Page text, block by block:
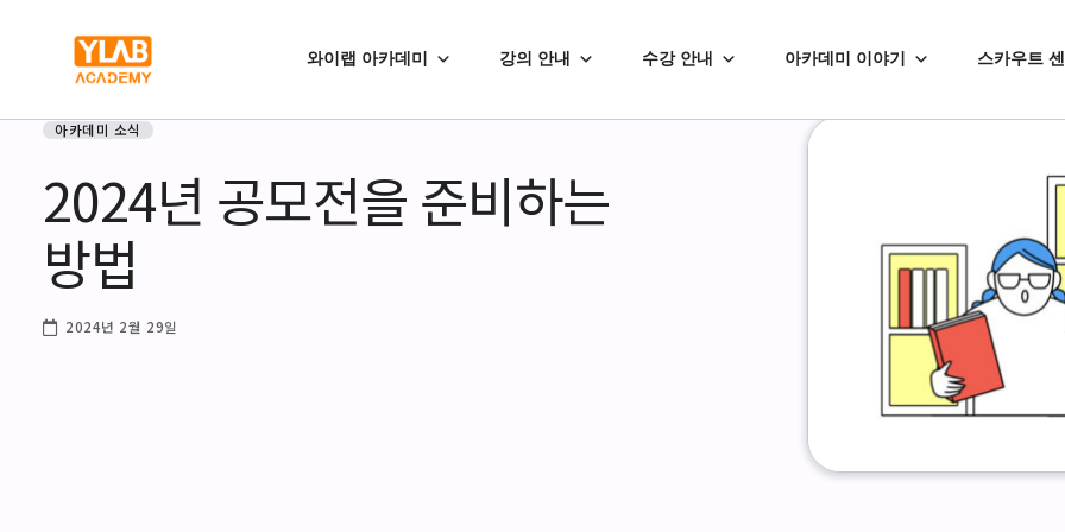
와이랩 아카데미 강의 안내 수강 안내 아카데미 이야기 스카우트
아카데미 소식
2024년 공모전을 준비하는
방법
2024년 2월 29일